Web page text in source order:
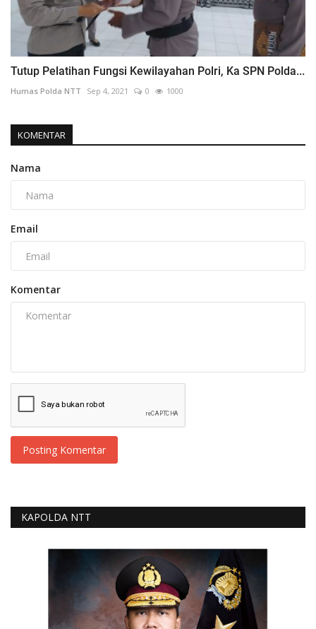
Tutup Pelatihan Fungsi Kewilayahan Polri, Ka SPN Polda...
Humas Polda NTT Sep 4, 2021 0 1000
KOMENTAR
Nama
Email
Komentar
Posting Komentar
KAPOLDA NTT